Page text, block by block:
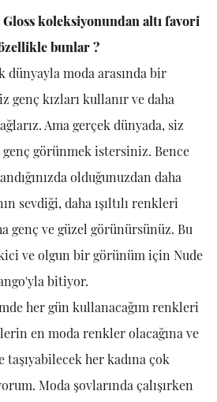
koleksiyonundan altı favori
bunlar ?
dünyayla moda arasında bir
genç kızları kullanır ve daha
Ama gerçek dünyada, siz
genç görünmek istersiniz. Bence
olduğunuzdan daha
sevdiği, daha ışıltılı renkleri
genç ve güzel görünürsünüz. Bu
ve olgun bir görünüm için Nude
bitiyor.
her gün kullanacağım renkleri
en moda renkler olacağına ve
her kadına çok
Moda şovlarında çalışırken